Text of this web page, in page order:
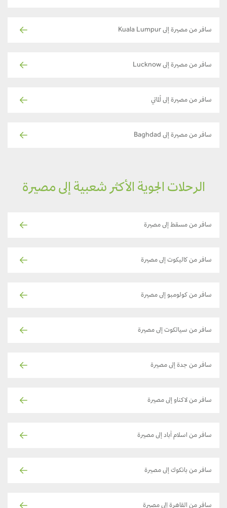
سافر من مصيرة إلى Kuala Lumpur
سافر من مصيرة إلى Lucknow
سافر من مصيرة إلى ألماتي
سافر من مصيرة إلى Baghdad
الرحلات الجوية الأكثر شعبية إلى مصيرة
سافر من مسقط إلى مصيرة
سافر من كاليكوت إلى مصيرة
سافر من كولومبو إلى مصيرة
سافر من سيالكوت إلى مصيرة
سافر من جدة إلى مصيرة
سافر من لاكناو إلى مصيرة
سافر من اسلام آباد إلى مصيرة
سافر من بانكوك إلى مصيرة
سافر من القاهرة إلى مصيرة